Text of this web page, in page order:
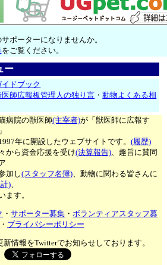
ポーターになりませんか。
をご覧ください。
ー
ドブック
医師広報板管理人の独り言 ・動物よくある相
病院の獣医師(主宰者)が「獣医師に広報す
年に開設したウェブサイトです。(履歴)
から資金応援を受け(決算報告)、趣旨に賛同
加し(スタッフ名簿)、動物に関わる皆さんに
)、
ます。
・サポーター募集 ・ボランティアスタッフ募
プライバシーポリシー
情報をTwitterでお知らせしております。